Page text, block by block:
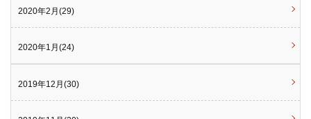
2020年2月(29)
2020年1月(24)
2019年12月(30)